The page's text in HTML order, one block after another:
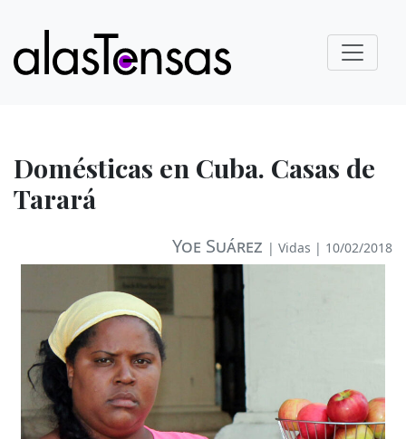
Domésticas en Cuba. Casas de
Tarará
Yoe Suárez | Vidas | 10/02/2018